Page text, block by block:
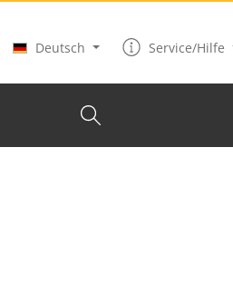
Deutsch
Service/Hilfe